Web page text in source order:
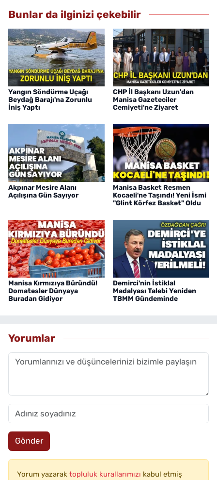
Bunlar da ilginizi çekebilir
Yangın Söndürme Uçağı
Beydağ Barajı'na Zorunlu
İniş Yaptı
CHP İl Başkanı Uzun'dan
Manisa Gazeteciler
Cemiyeti'ne Ziyaret
Akpınar Mesire Alanı
Açılışına Gün Sayıyor
Manisa Basket Resmen
Kocaeli'ne Taşındı! Yeni İsmi
"Glint Körfez Basket" Oldu
Manisa Kırmızıya Büründü!
Domatesler Dünyaya
Buradan Gidiyor
Demirci'nin İstiklal
Madalyası Talebi Yeniden
TBMM Gündeminde
Yorumlar
Gönder
Yorum yazarak topluluk kurallarımızı kabul etmiş